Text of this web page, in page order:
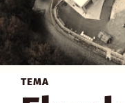
TEMA